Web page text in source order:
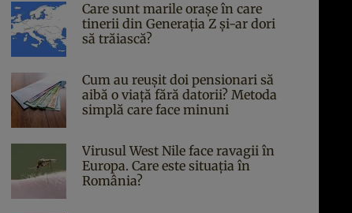
Care sunt marile orașe în care
tinerii din Generația Z și-ar dori
să trăiască?
Cum au reușit doi pensionari să
aibă o viață fără datorii? Metoda
simplă care face minuni
Virusul West Nile face ravagii în
Europa. Care este situația în
România?